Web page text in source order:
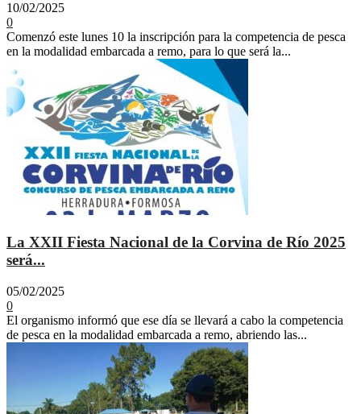
10/02/2025
0
Comenzó este lunes 10 la inscripción para la competencia de pesca
en la modalidad embarcada a remo, para lo que será la...
La XXII Fiesta Nacional de la Corvina de Río 2025
será...
05/02/2025
0
El organismo informó que ese día se llevará a cabo la competencia
de pesca en la modalidad embarcada a remo, abriendo las...